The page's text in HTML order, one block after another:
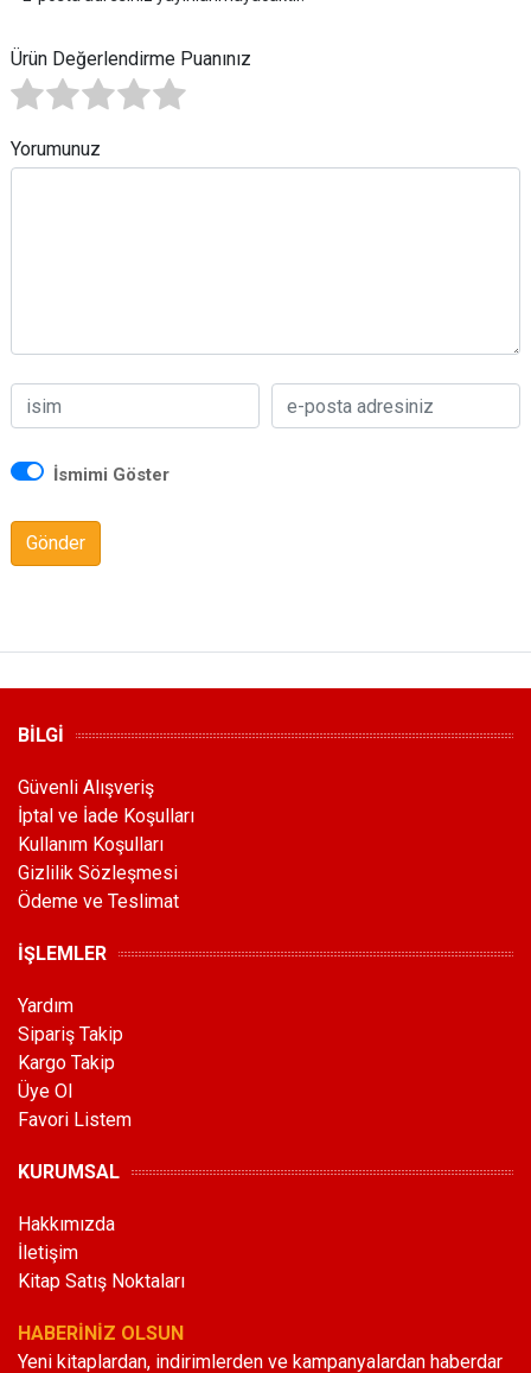
Ürün Değerlendirme Puanınız
Yorumunuz
İsmimi Göster
Gönder
BİLGİ
Güvenli Alışveriş
İptal ve İade Koşulları
Kullanım Koşulları
Gizlilik Sözleşmesi
Ödeme ve Teslimat
İŞLEMLER
Yardım
Sipariş Takip
Kargo Takip
Üye Ol
Favori Listem
KURUMSAL
Hakkımızda
İletişim
Kitap Satış Noktaları
HABERİNİZ OLSUN
Yeni kitaplardan, indirimlerden ve kampanyalardan haberdar